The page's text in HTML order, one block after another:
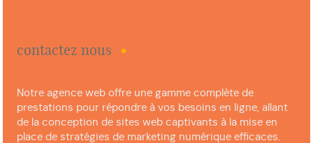
contactez nous
Notre agence web offre une gamme complète de
prestations pour répondre à vos besoins en ligne, allant
de la conception de sites web captivants à la mise en
place de stratégies de marketing numérique efficaces.